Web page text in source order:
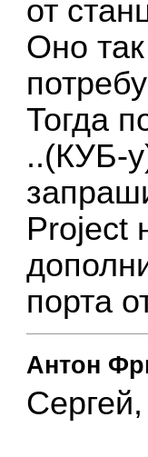
от
Оно
Тогда
..(КУБ-
Project
порта
Антон